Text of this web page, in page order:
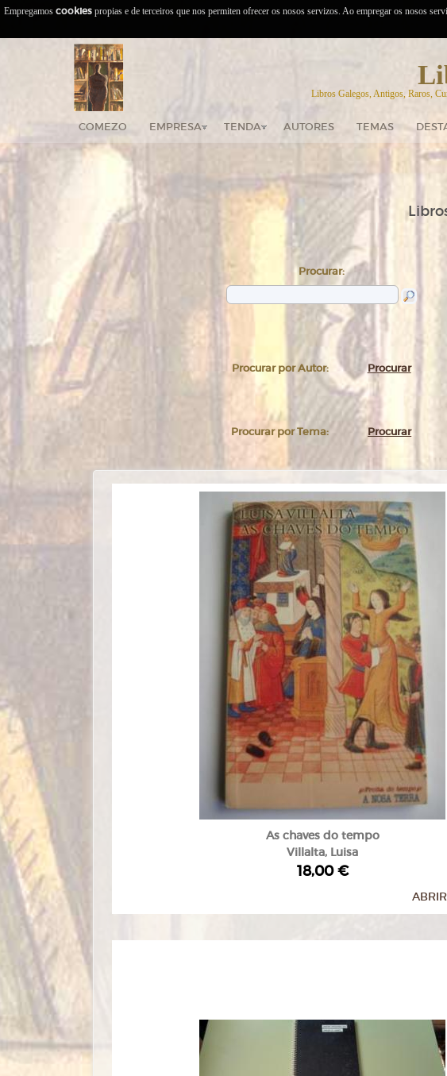
Libros Galegos, Antigos, Raros,
COMEZO EMPRESA TENDA AUTORES TEMAS
Procurar:
Procurar por Autor: Procurar
Procurar por Tema: Procurar
As chaves do tempo
Villalta, Luisa
18,00 €
ABRIR
Empregamos cookies propias e de terceiros que nos permiten ofrecer os nosos servizos. Ao empregar os nosos